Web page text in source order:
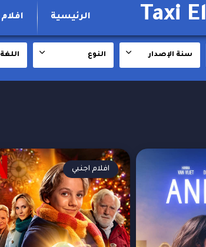
Taxi El الرئيسية افلام
سنة الإصدار النوع اللغة
افلام اجنبي